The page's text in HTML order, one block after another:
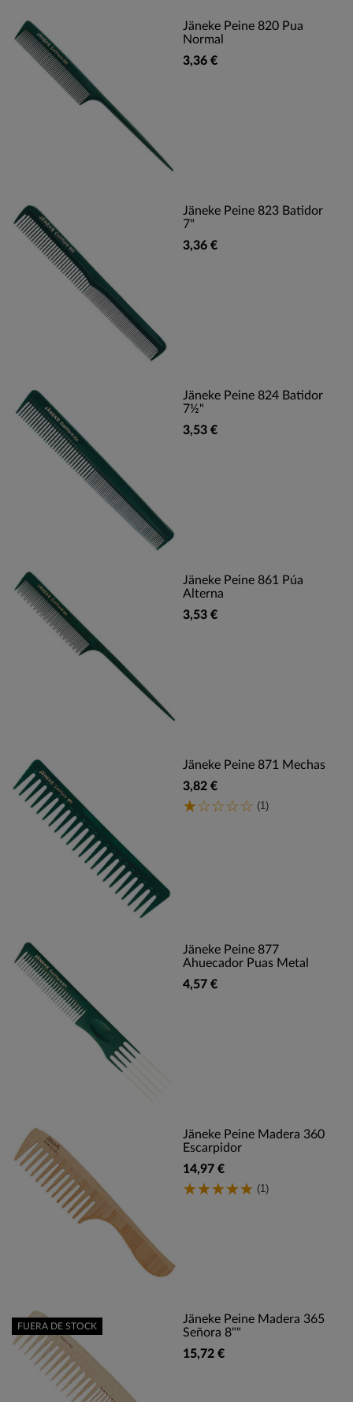
Jäneke Peine 820 Pua
Normal
3,36 €
Jäneke Peine 823 Batidor
7"
3,36 €
Jäneke Peine 824 Batidor
7½"
3,53 €
Jäneke Peine 861 Púa
Alterna
3,53 €
Jäneke Peine 871 Mechas
3,82 €
(1)
Jäneke Peine 877
Ahuecador Puas Metal
4,57 €
Jäneke Peine Madera 360
Escarpidor
14,97 €
(1)
Jäneke Peine Madera 365
Señora 8""
15,72 €
FUERA DE STOCK